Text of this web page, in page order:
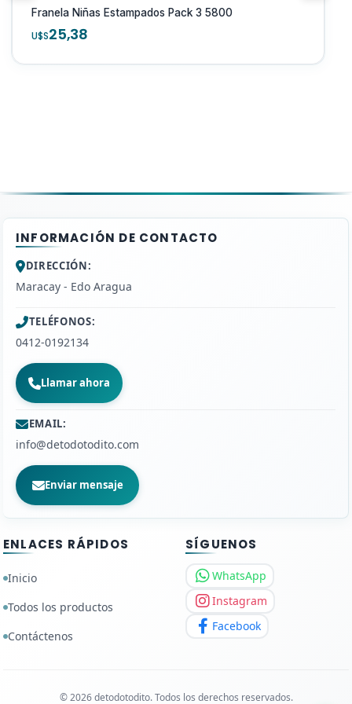
- MRW
- Zoom
Niñas Estampados Pack 3 5800
ENLACES RÁPIDOS
Inicio
Todos los productos
Contáctenos
INFORMACIÓN DE CONTACTO
DIRECCIÓN:
Maracay - Edo Aragua
TELÉFONOS:
0412-0192134
Llamar ahora
EMAIL:
info@detodotodito.com
Enviar mensaje
SÍGUENOS
WhatsApp
Instagram
Facebook
© 2026 detodotodito. Todos los derechos reservados.